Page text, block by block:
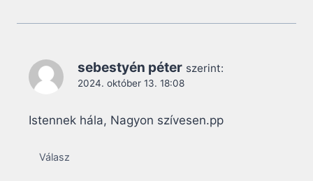
sebestyén péter szerint:
2024. október 13. 18:08
Istennek hála, Nagyon szívesen.pp
Válasz